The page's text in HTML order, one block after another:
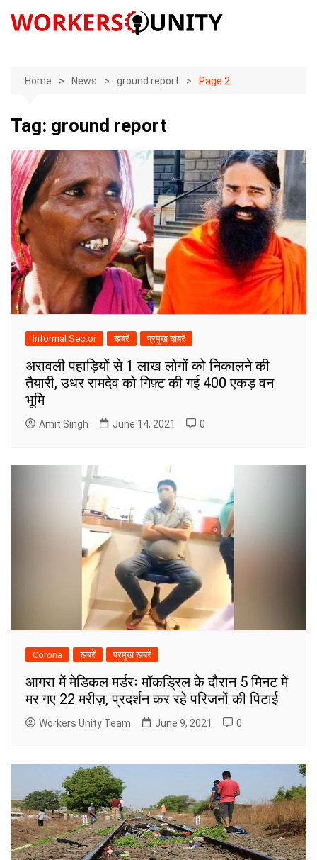
Home News ground report Page 2
Tag: ground report
Informal Sector ख़बरें प्रमुख ख़बरें
अरावली पहाड़ियों से 1 लाख लोगों को निकालने की
तैयारी, उधर रामदेव को गिफ़्ट की गई 400 एकड़ वन
भूमि
Amit Singh June 14, 2021 0
Corona ख़बरें प्रमुख ख़बरें
आगरा में मेडिकल मर्डरः मॉकड्रिल के दौरान 5 मिनट में
मर गए 22 मरीज़, प्रदर्शन कर रहे परिजनों की पिटाई
Workers Unity Team June 9, 2021 0